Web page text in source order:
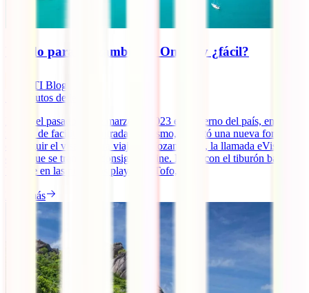
Visado para Mozambique: Online y ¿fácil?
IATI Blog
minutos de lectura
Desde el pasado 31 de marzo de 2023 el gobierno del país, en un
intento de facilitar la entrada al turismo, habilitó una nueva forma de
conseguir el visado para viajar a Mozambique, la llamada eVisa
dado que se tramita y consigue online. Nadar con el tiburón ballena,
bañarte en las preciosas playas de Tofo, [...]
Leer más